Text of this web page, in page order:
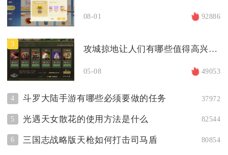
08-01 92886
3
攻城掠地让人们有哪些值得高兴的理由
05-08 49053
4 斗罗大陆手游有哪些必须要做的任务 37972
5 光遇天女散花的使用方法是什么 82544
6 三国志战略版天枪如何打击司马盾 80854